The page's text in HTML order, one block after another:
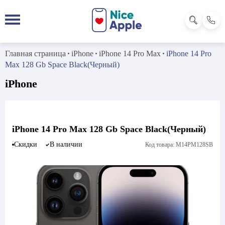
Главная страница iPhone iPhone 14 Pro Max
iPhone 14 Pro
Max 128 Gb Space Black(Черный)
iPhone
iPhone 14 Pro Max 128 Gb Space Black(Черный)
Скидки В наличии Код товара: M14PM128SB